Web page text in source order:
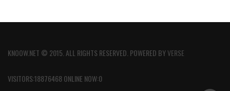
KNOOW.NET © 2015. ALL RIGHTS RESERVED. POWERED BYVERSE
VISITORS:18876468 ONLINE NOW:0